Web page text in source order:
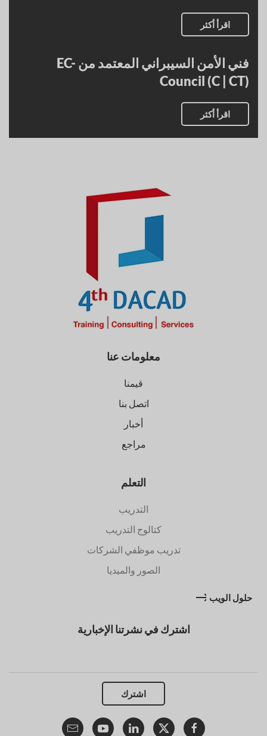
اقرأ أكثر
فني الأمن السيبراني المعتمد من EC-
Council (C | CT)
اقرأ أكثر
معلومات عنا
قيمنا
اتصل بنا
أخبار
مراجع
التعلم
التدريب
كتالوج التدريب
تدريب موظفي الشركات
الصور والميديا
حلول الويب
اشترك في نشرتنا الإخبارية
اشترك